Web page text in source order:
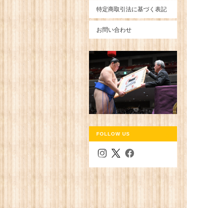
特定商取引法に基づく表記
お問い合わせ
FOLLOW US